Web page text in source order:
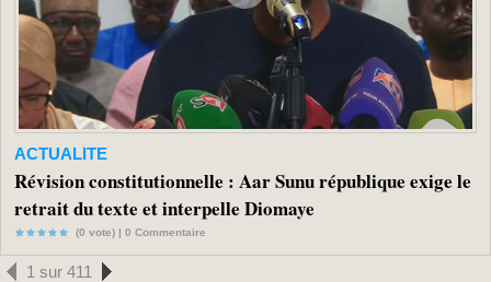
ACTUALITE
Révision constitutionnelle : Aar Sunu république exige le
retrait du texte et interpelle Diomaye
(0 vote) | 0 Commentaire
1 sur 411